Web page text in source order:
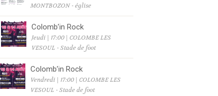
MONTBOZON - église
Colomb’in Rock
Jeudi | 17:00 | COLOMBE LES
VESOUL - Stade de foot
Colomb’in Rock
Vendredi | 17:00 | COLOMBE LES
VESOUL - Stade de foot